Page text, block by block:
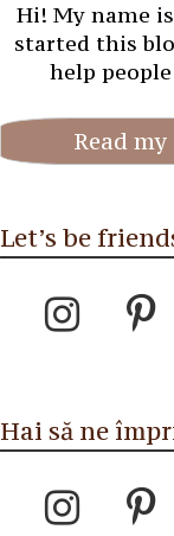
Hi! My name
started this
help
Read
Let’s be
Hai să ne